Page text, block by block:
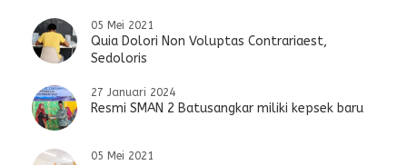
05 Mei 2021
Quia Dolori Non Voluptas Contrariaest,
Sedoloris
27 Januari 2024
Resmi SMAN 2 Batusangkar miliki kepsek baru
05 Mei 2021